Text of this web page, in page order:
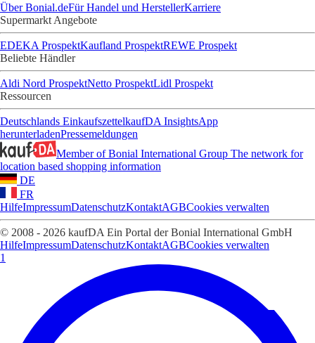
Über Bonial.deFür Handel und HerstellerKarriere
Supermarkt Angebote
EDEKA ProspektKaufland ProspektREWE Prospekt
Beliebte Händler
Aldi Nord ProspektNetto ProspektLidl Prospekt
Ressourcen
Deutschlands EinkaufszettelkaufDA InsightsApp
herunterladenPressemeldungen
Member of Bonial International Group The network for
location based shopping information
DE
FR
HilfeImpressumDatenschutzKontaktAGBCookies verwalten
© 2008 - 2026 kaufDA Ein Portal der Bonial International GmbH
HilfeImpressumDatenschutzKontaktAGBCookies verwalten
1